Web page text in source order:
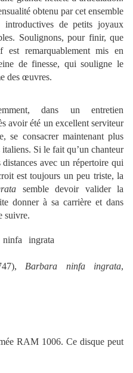
obtenu par cet ensemble
de petits joyaux
Soulignons, pour finir, que
est remarquablement mis en
de finesse, qui souligne le
des œuvres.
dans un entretien
avoir été un excellent serviteur
se consacrer maintenant plus
Si le fait qu’un chanteur
avec un répertoire qui
est toujours un peu triste, la
semble devoir valider la
donner à sa carrière et dans
suivre.
Barbara ninfa ingrata,
RAM 1006. Ce disque peut